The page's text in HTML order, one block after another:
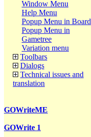
Window Menu
Help Menu
Popup Menu in Board
Popup Menu in
Gametree
Variation menu
Toolbars
Dialogs
Technical issues and
translation
GOWriteME
GOWrite 1